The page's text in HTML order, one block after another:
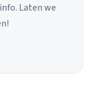
Laten we